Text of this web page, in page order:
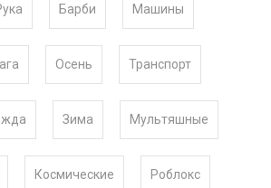
Барби Машины
Осень Транспорт
Зима Мультяшные
Космические Роблокс